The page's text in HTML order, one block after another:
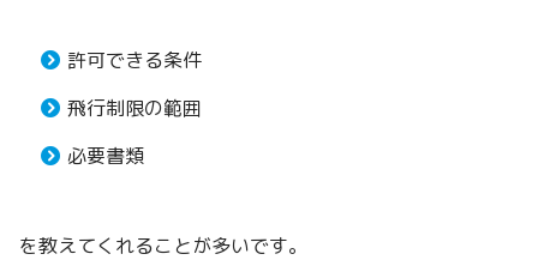
許可できる条件
飛行制限の範囲
必要書類
を教えてくれることが多いです。